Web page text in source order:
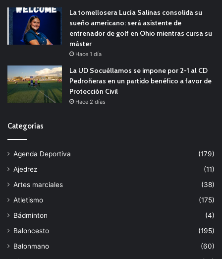
La tomellosera Lucía Salinas consolida su
sueño americano: será asistente de
entrenador de golf en Ohio mientras cursa su
máster
Hace 1 día
La UD Socuéllamos se impone por 2-1 al CD
Pedroñeras en un partido benéfico a favor de
Protección Civil
Hace 2 días
Categorías
Agenda Deportiva
(179)
Ajedrez
(11)
Artes marciales
(38)
Atletismo
(175)
Bádminton
(4)
Baloncesto
(195)
Balonmano
(60)